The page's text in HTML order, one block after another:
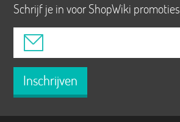
Schrijf je in voor ShopWiki promoties
Inschrijven